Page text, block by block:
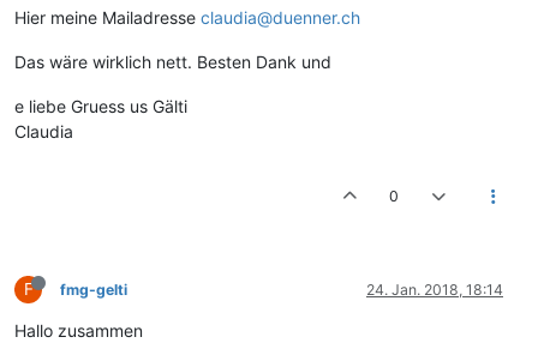
Hier meine Mailadresse claudia@duenner.ch
Das wäre wirklich nett. Besten Dank und
e liebe Gruess us Gälti
Claudia
0
F fmg-gelti 24. Jan. 2018, 18:14
Hallo zusammen